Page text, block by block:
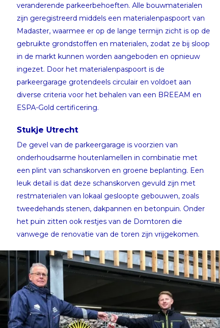
veranderende parkeerbehoeften. Alle bouwmaterialen
zijn geregistreerd middels een materialenpaspoort van
Madaster, waarmee er op de lange termijn zicht is op de
gebruikte grondstoffen en materialen, zodat ze bij sloop
in de markt kunnen worden aangeboden en opnieuw
ingezet. Door het materialenpaspoort is de
parkeergarage grotendeels circulair en voldoet aan
diverse criteria voor het behalen van een BREEAM en
ESPA-Gold certificering.
Stukje Utrecht
De gevel van de parkeergarage is voorzien van
onderhoudsarme houtenlamellen in combinatie met
een plint van schanskorven en groene beplanting. Een
leuk detail is dat deze schanskorven gevuld zijn met
restmaterialen van lokaal gesloopte gebouwen, zoals
tweedehands stenen, dakpannen en betonpuin. Onder
het puin zitten ook restjes van de Domtoren die
vanwege de renovatie van de toren zijn vrijgekomen.